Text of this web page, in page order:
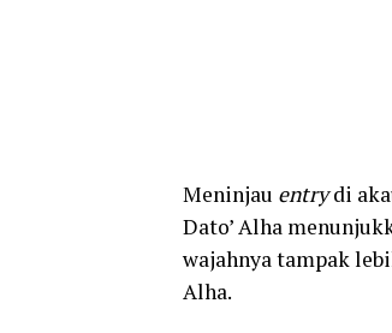
Meninjau entrydi
Dato’ Alha
wajahnya tampak
Alha.